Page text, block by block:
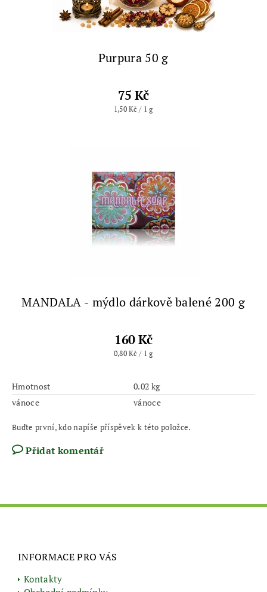
Purpura 50 g
75 Kč
1,50 Kč / 1 g
MANDALA - mýdlo dárkově balené 200 g
160 Kč
0,80 Kč / 1 g
Hmotnost
0.02 kg
vánoce
vánoce
Buďte první, kdo napíše příspěvek k této položce.
Přidat komentář
INFORMACE PRO VÁS
Kontakty